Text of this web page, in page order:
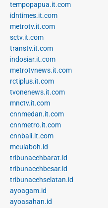
tempopapua.it.com
idntimes.it.com
metrotv.it.com
sctv.it.com
transtv.it.com
indosiar.it.com
metrotvnews.it.com
rctiplus.it.com
tvonenews.it.com
mnctv.it.com
cnnmedan.it.com
cnnmetro.it.com
cnnbali.it.com
meulaboh.id
tribunacehbarat.id
tribunacehbesar.id
tribunacehselatan.id
ayoagam.id
ayoasahan.id